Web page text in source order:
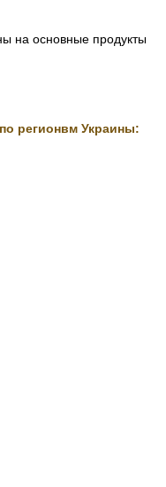
на основные продукты
регионвм Украины: